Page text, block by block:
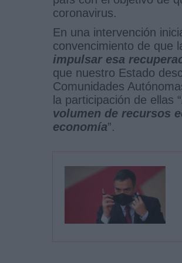
coronavirus.
En una intervención
convencimiento de que
impulsar esa
que nuestro Estado
Comunidades
la participación de ellas “
volumen de recursos
economía”.